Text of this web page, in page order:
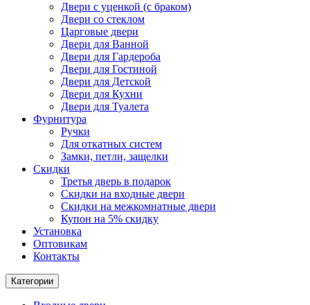
Двери с уценкой (с браком)
Двери со стеклом
Царговые двери
Двери для Ванной
Двери для Гардероба
Двери для Гостиной
Двери для Детской
Двери для Кухни
Двери для Туалета
Фурнитура
Ручки
Для откатных систем
Замки, петли, защелки
Скидки
Третья дверь в подарок
Скидки на входные двери
Скидки на межкомнатные двери
Купон на 5% скидку
Установка
Оптовикам
Контакты
Категории